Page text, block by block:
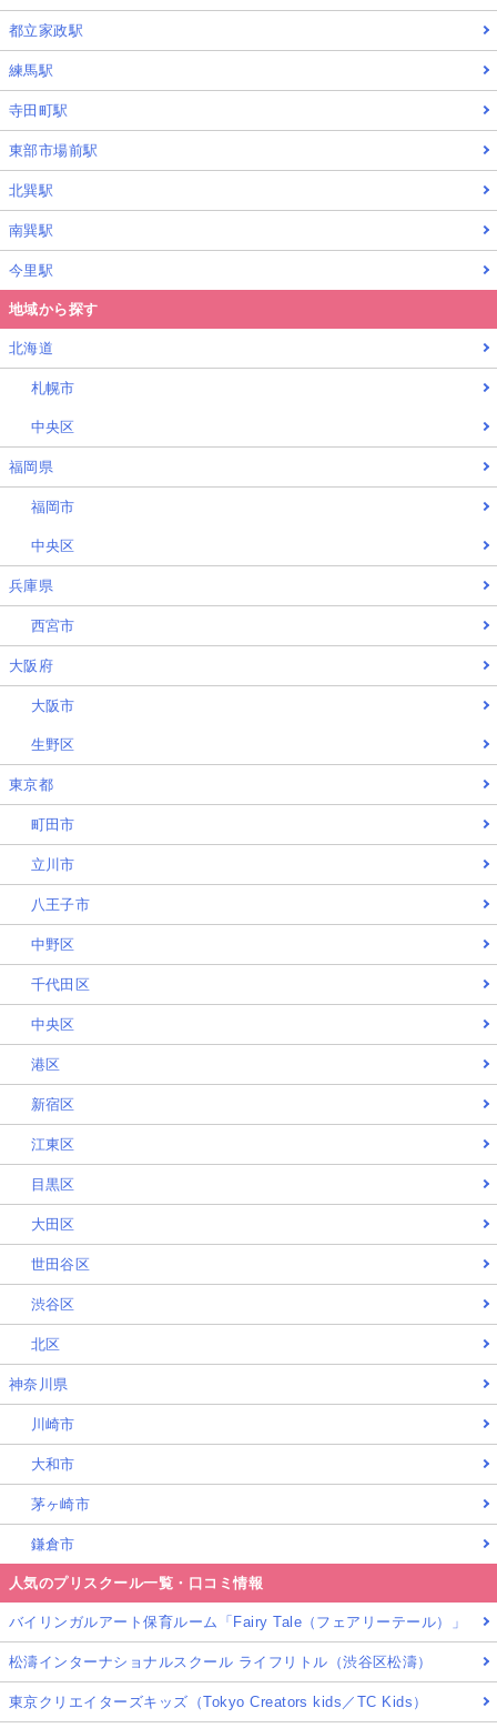
都立家政駅
練馬駅
寺田町駅
東部市場前駅
北巽駅
南巽駅
今里駅
地域から探す
北海道
札幌市
中央区
福岡県
福岡市
中央区
兵庫県
西宮市
大阪府
大阪市
生野区
東京都
町田市
立川市
八王子市
中野区
千代田区
中央区
港区
新宿区
江東区
目黒区
大田区
世田谷区
渋谷区
北区
神奈川県
川崎市
大和市
茅ヶ崎市
鎌倉市
人気のプリスクール一覧・口コミ情報
バイリンガルアート保育ルーム「Fairy Tale（フェアリーテール）」
松濤インターナショナルスクール ライフリトル（渋谷区松濤）
東京クリエイターズキッズ（Tokyo Creators kids／TC Kids）